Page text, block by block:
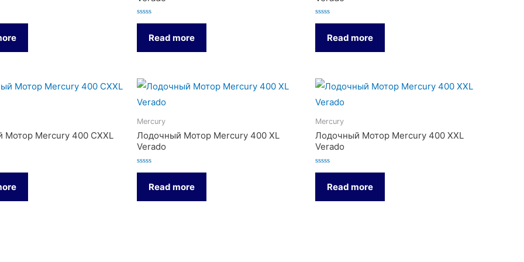
Rated
5
Read more
Rated
5
Read more
Мотор Mercury 400 CXXL
Mercury
Лодочный Мотор Mercury 400 XL
Verado
Rated
5
Read more
Mercury
Лодочный Мотор Mercury 400 XXL
Verado
Rated
5
Read more